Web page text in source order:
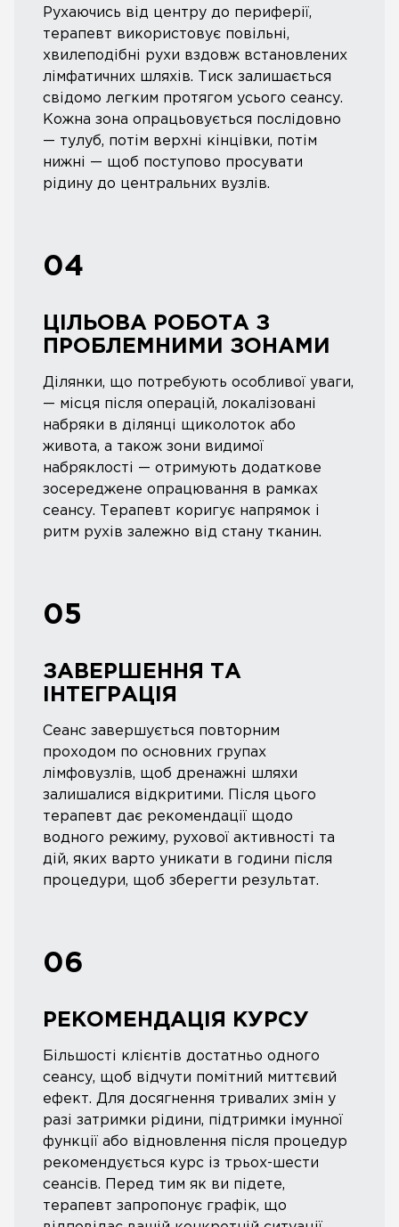
Рухаючись від центру до периферії,
терапевт використовує повільні,
хвилеподібні рухи вздовж встановлених
лімфатичних шляхів. Тиск залишається
свідомо легким протягом усього сеансу.
Кожна зона опрацьовується послідовно
— тулуб, потім верхні кінцівки, потім
нижні — щоб поступово просувати
рідину до центральних вузлів.
04
ЦІЛЬОВА РОБОТА З
ПРОБЛЕМНИМИ ЗОНАМИ
Ділянки, що потребують особливої уваги,
— місця після операцій, локалізовані
набряки в ділянці щиколоток або
живота, а також зони видимої
набряклості — отримують додаткове
зосереджене опрацювання в рамках
сеансу. Терапевт коригує напрямок і
ритм рухів залежно від стану тканин.
05
ЗАВЕРШЕННЯ ТА
ІНТЕГРАЦІЯ
Сеанс завершується повторним
проходом по основних групах
лімфовузлів, щоб дренажні шляхи
залишалися відкритими. Після цього
терапевт дає рекомендації щодо
водного режиму, рухової активності та
дій, яких варто уникати в години після
процедури, щоб зберегти результат.
06
РЕКОМЕНДАЦІЯ КУРСУ
Більшості клієнтів достатньо одного
сеансу, щоб відчути помітний миттєвий
ефект. Для досягнення тривалих змін у
разі затримки рідини, підтримки імунної
функції або відновлення після процедур
рекомендується курс із трьох-шести
сеансів. Перед тим як ви підете,
терапевт запропонує графік, що